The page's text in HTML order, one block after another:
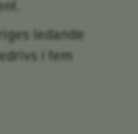
ledande
i fem